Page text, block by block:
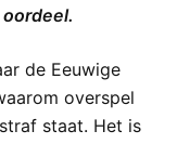
de Eeuwige
overspel
staat. Het is